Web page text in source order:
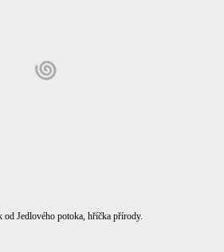
Jedlového potoka, hříčka přírody.